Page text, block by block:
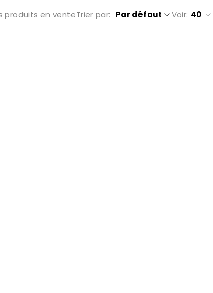
produits en venteTrier par Par défaut Voir: 40